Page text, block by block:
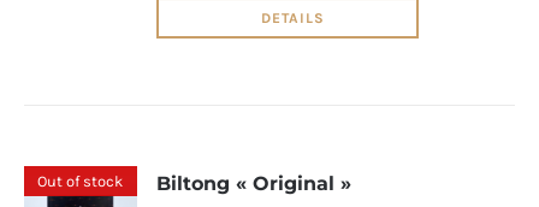
DETAILS
Out of stock Biltong « Original »